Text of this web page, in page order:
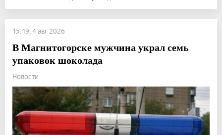
15:19, 4 авг 2026
В Магнитогорске мужчина украл семь
упаковок шоколада
Новости